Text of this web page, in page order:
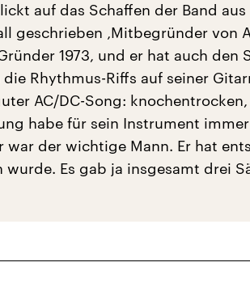
auf das Schaffen der Band aus
geschrieben ‚Mitbegründer von
1973, und er hat auch den
Rhythmus-Riffs auf seiner
AC/DC-Song: knochentrocken,
habe für sein Instrument
war der wichtige Mann. Er hat
Es gab ja insgesamt drei